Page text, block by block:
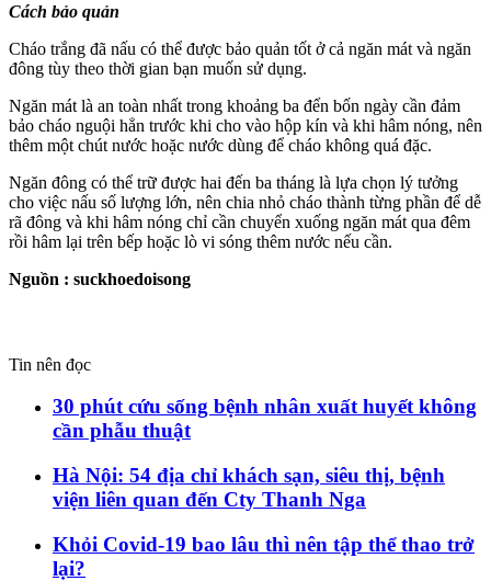
Cách bảo quản
Cháo trắng đã nấu có thể được bảo quản tốt ở cả ngăn mát và ngăn
đông tùy theo thời gian bạn muốn sử dụng.
Ngăn mát là an toàn nhất trong khoảng ba đến bốn ngày cần đảm
bảo cháo nguội hẳn trước khi cho vào hộp kín và khi hâm nóng, nên
thêm một chút nước hoặc nước dùng để cháo không quá đặc.
Ngăn đông có thể trữ được hai đến ba tháng là lựa chọn lý tưởng
cho việc nấu số lượng lớn, nên chia nhỏ cháo thành từng phần để dễ
rã đông và khi hâm nóng chỉ cần chuyển xuống ngăn mát qua đêm
rồi hâm lại trên bếp hoặc lò vi sóng thêm nước nếu cần.
Nguồn : suckhoedoisong
Tin nên đọc
30 phút cứu sống bệnh nhân xuất huyết không
cần phẫu thuật
Hà Nội: 54 địa chỉ khách sạn, siêu thị, bệnh
viện liên quan đến Cty Thanh Nga
Khỏi Covid-19 bao lâu thì nên tập thể thao trở
lại?